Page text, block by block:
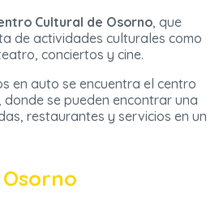
Cultural de Osorno, que
de actividades culturales como
conciertos y cine.
en auto se encuentra el centro
se pueden encontrar una
restaurantes y servicios en un